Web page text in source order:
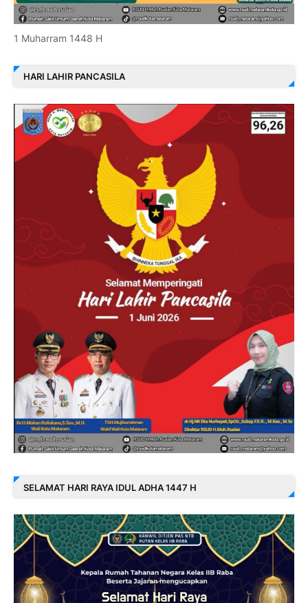
1 Muharram 1448 H
HARI LAHIR PANCASILA
SELAMAT HARI RAYA IDUL ADHA 1447 H